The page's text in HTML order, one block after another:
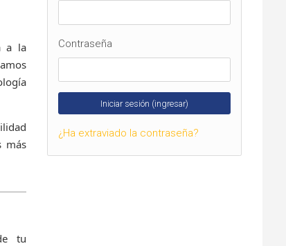
a la
más
tu
Contraseña
¿Ha extraviado la contraseña?